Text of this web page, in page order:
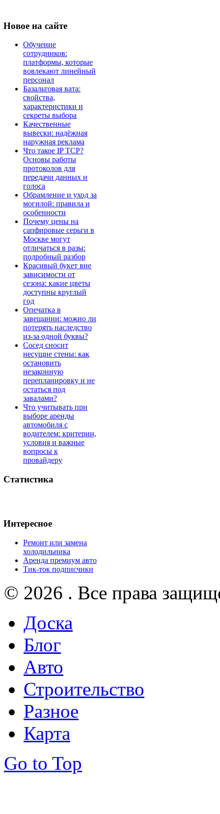
Новое на сайте
Обучение
сотрудников:
платформы, которые
вовлекают линейный
персонал
Базальтовая вата:
свойства,
характеристики и
секреты выбора
Качественные
вывески: надёжная
наружная реклама
Что такое IP TCP?
Основы работы
протоколов для
передачи данных и
голоса
Обрамление и уход за
могилой: правила и
особенности
Почему цены на
сапфировые серьги в
Москве могут
отличаться в разы:
подробный разбор
Красивый букет вне
зависимости от
сезона: какие цветы
доступны круглый
год
Опечатка в
завещании: можно ли
потерять наследство
из-за одной буквы?
Сосед сносит
несущие стены: как
остановить
незаконную
перепланировку и не
остаться под
завалами?
Что учитывать при
выборе аренды
автомобиля с
водителем: критерии,
условия и важные
вопросы к
провайдеру
Статистика
Интересное
Ремонт или замена
холодильника
Аренда премиум авто
Тик-ток подписчики
© 2026 . Все права
Доска
Блог
Авто
Строительство
Разное
Карта
Go to Top